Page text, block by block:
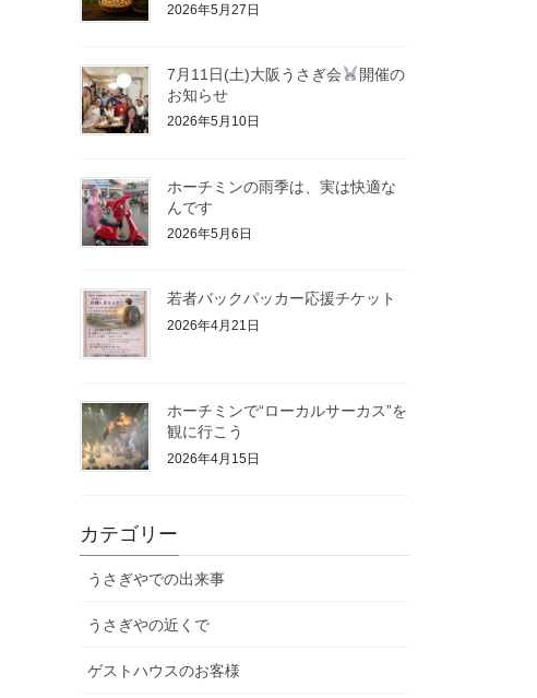
2026年5月27日
7月11日(土)大阪うさぎ会
開催の
お知らせ
2026年5月10日
ホーチミンの雨季は、実は快適な
んです
2026年5月6日
若者バックパッカー応援チケット
2026年4月21日
ホーチミンで“ローカルサーカス”を
観に行こう
2026年4月15日
カテゴリー
うさぎやでの出来事
うさぎやの近くで
ゲストハウスのお客様